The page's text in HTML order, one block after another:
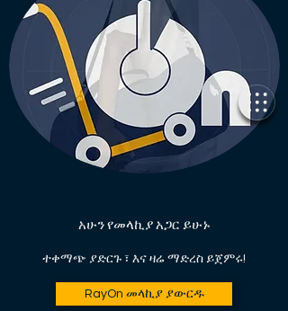
አሁን የመላኪያ አጋር ይሁኑ
ተቀማጭ ያድርጉ ፣ እና ዛሬ ማድረስ ይጀምሩ!
RayOn መላኪያ ያውርዱ